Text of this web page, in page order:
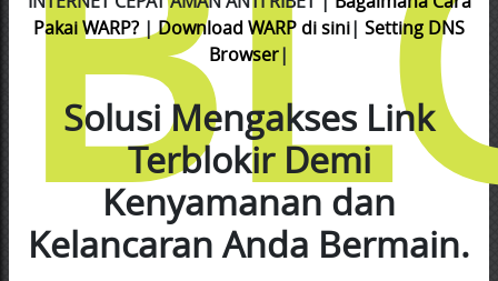
Pakai WARP? |Download WARP di sini| Setting DNS
Browser|
Solusi Mengakses Link
Terblokir Demi
Kenyamanan dan
Kelancaran Anda Bermain.